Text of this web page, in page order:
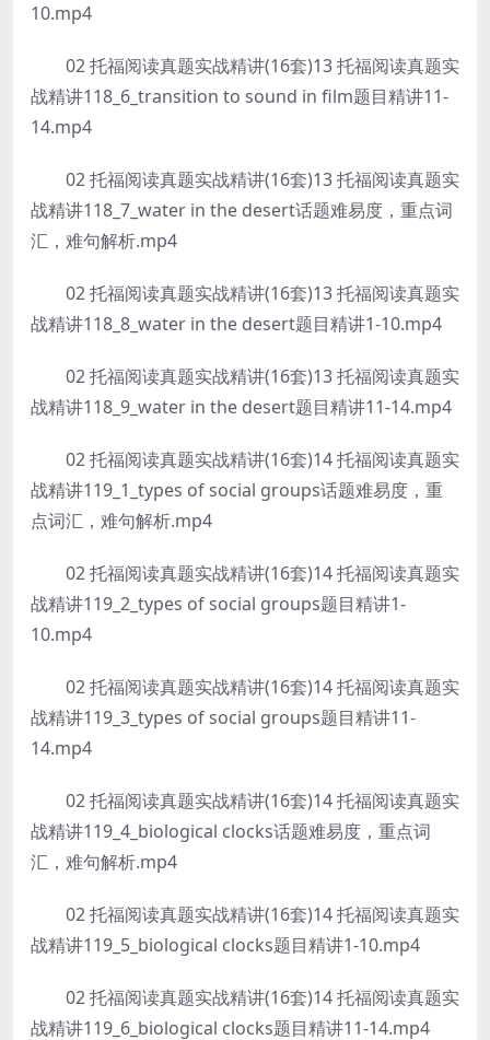
10.mp4
02 托福阅读真题实战精讲(16套)13 托福阅读真题实
战精讲118_6_transition to sound in film题目精讲11-
14.mp4
02 托福阅读真题实战精讲(16套)13 托福阅读真题实
战精讲118_7_water in the desert话题难易度，重点词
汇，难句解析.mp4
02 托福阅读真题实战精讲(16套)13 托福阅读真题实
战精讲118_8_water in the desert题目精讲1-10.mp4
02 托福阅读真题实战精讲(16套)13 托福阅读真题实
战精讲118_9_water in the desert题目精讲11-14.mp4
02 托福阅读真题实战精讲(16套)14 托福阅读真题实
战精讲119_1_types of social groups话题难易度，重
点词汇，难句解析.mp4
02 托福阅读真题实战精讲(16套)14 托福阅读真题实
战精讲119_2_types of social groups题目精讲1-
10.mp4
02 托福阅读真题实战精讲(16套)14 托福阅读真题实
战精讲119_3_types of social groups题目精讲11-
14.mp4
02 托福阅读真题实战精讲(16套)14 托福阅读真题实
战精讲119_4_biological clocks话题难易度，重点词
汇，难句解析.mp4
02 托福阅读真题实战精讲(16套)14 托福阅读真题实
战精讲119_5_biological clocks题目精讲1-10.mp4
02 托福阅读真题实战精讲(16套)14 托福阅读真题实
战精讲119_6_biological clocks题目精讲11-14.mp4